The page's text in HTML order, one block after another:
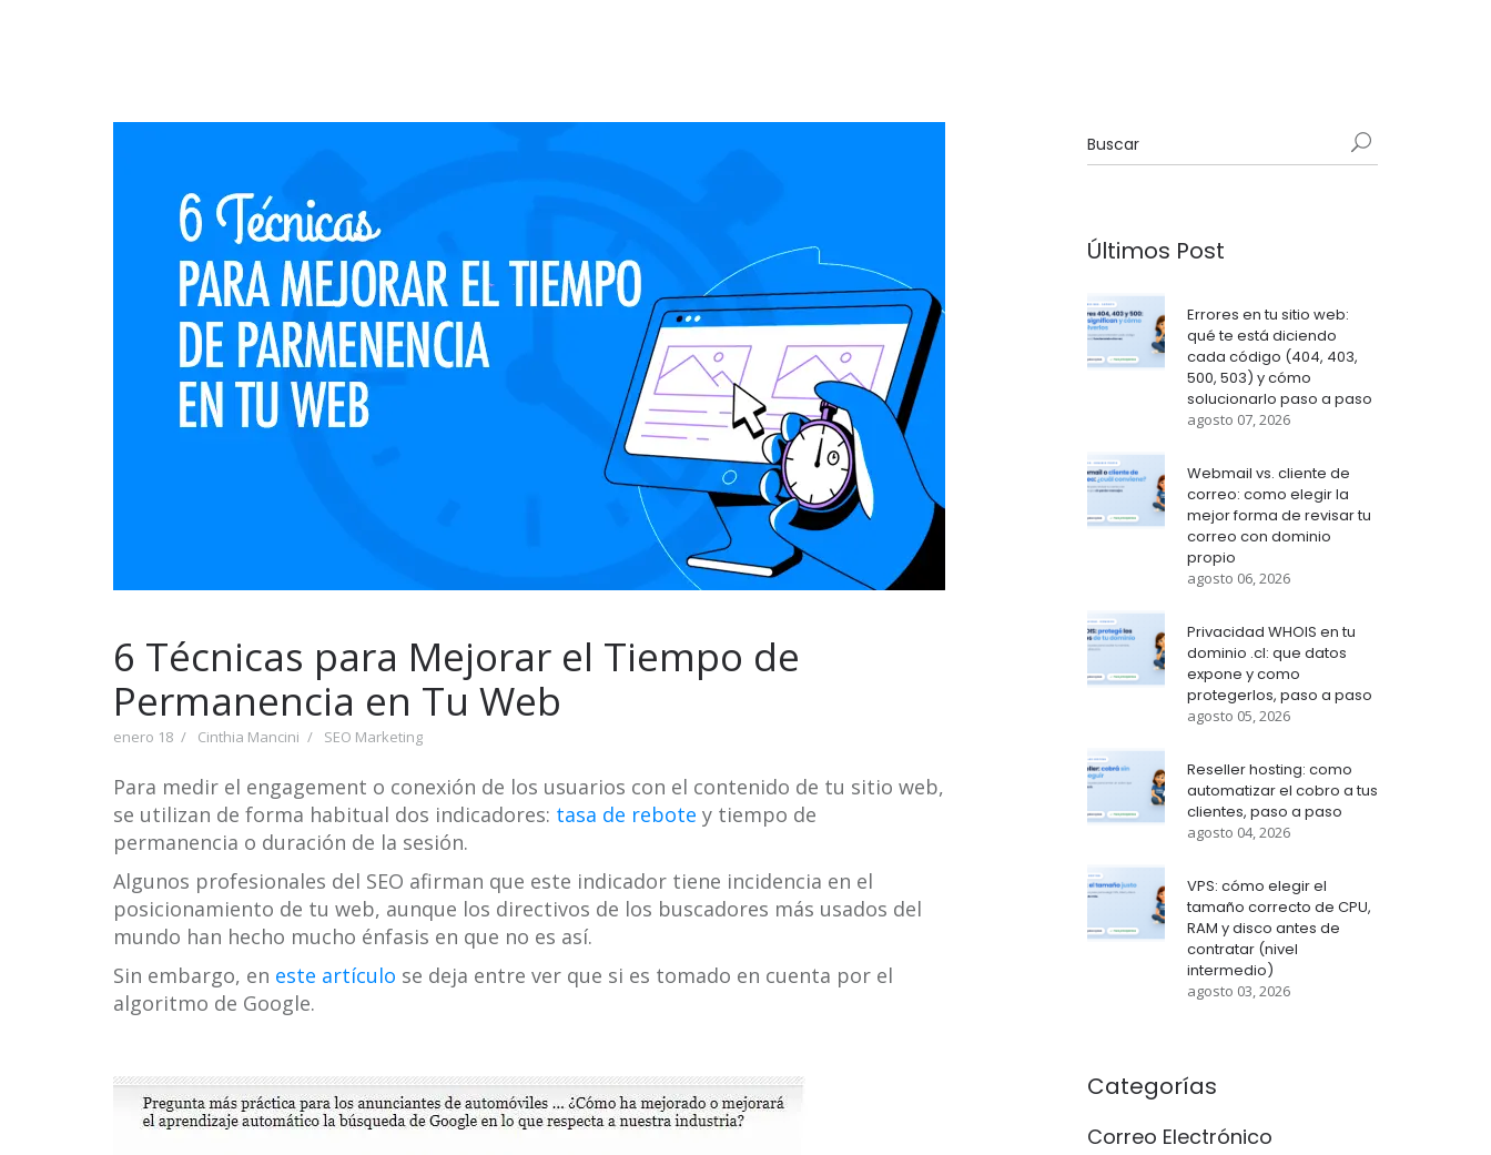
6 Técnicas para Mejorar el Tiempo de
Permanencia en Tu Web
enero 18 Cinthia Mancini SEO Marketing
Para medir el engagement o conexión de los usuarios con el contenido de tu sitio web,
se utilizan de forma habitual dos indicadores: tasa de rebote y tiempo de
permanencia o duración de la sesión.
Algunos profesionales del SEO afirman que este indicador tiene incidencia en el
posicionamiento de tu web, aunque los directivos de los buscadores más usados del
mundo han hecho mucho énfasis en que no es así.
Sin embargo, en este artículo se deja entre ver que si es tomado en cuenta por el
algoritmo de Google.
Últimos Post
Errores en tu sitio web:
qué te está diciendo
cada código (404, 403,
500, 503) y cómo
solucionarlo paso a paso
agosto 07, 2026
Webmail vs. cliente de
correo: como elegir la
mejor forma de revisar tu
correo con dominio
propio
agosto 06, 2026
Privacidad WHOIS en tu
dominio .cl: que datos
expone y como
protegerlos, paso a paso
agosto 05, 2026
Reseller hosting: como
automatizar el cobro a tus
clientes, paso a paso
agosto 04, 2026
VPS: cómo elegir el
tamaño correcto de CPU,
RAM y disco antes de
contratar (nivel
intermedio)
agosto 03, 2026
Categorías
Correo Electrónico